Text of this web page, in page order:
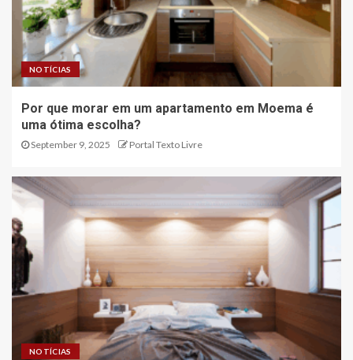
NOTÍCIAS
Por que morar em um apartamento em Moema é
uma ótima escolha?
September 9, 2025 Portal Texto Livre
NOTÍCIAS